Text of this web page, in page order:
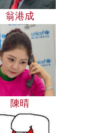
翁港成
陳晴